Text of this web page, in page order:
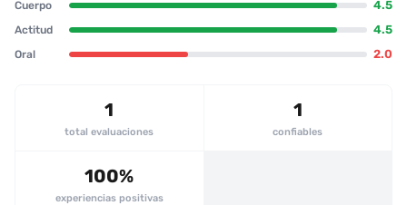
que sus movimientos provocan placer real. La relación oral se
manejó con condón, pero ella ofreció añadir besos como extra, lo
cual le gustó al cliente. En general, la experiencia fue
de la dirección podrían mejorar. Recomendado sin duda para
Cuerpo 4.5
Actitud 4.5
Oral 2.0
1
total evaluaciones
1
confiables
100%
experiencias positivas